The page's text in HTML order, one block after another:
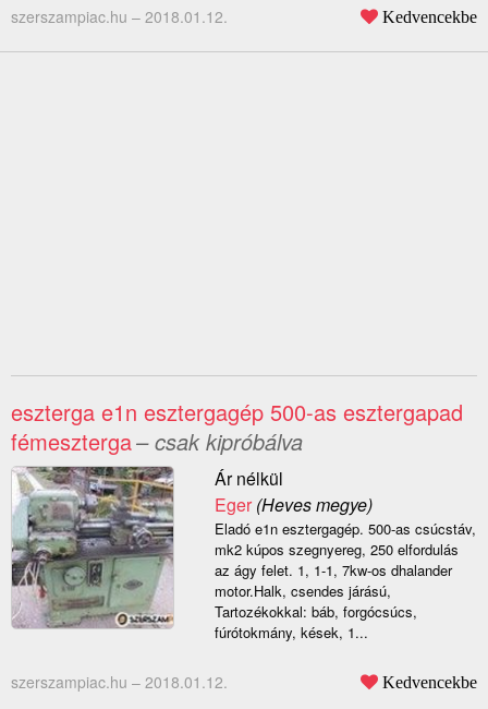
szerszampiac.hu – 2018.01.12. Kedvencekbe
eszterga e1n esztergagép 500-as esztergapad
fémeszterga– csak kipróbálva
Ár nélkül
Eger(Heves megye)
Eladó e1n esztergagép. 500-as csúcstáv,
mk2 kúpos szegnyereg, 250 elfordulás
az ágy felet. 1, 1-1, 7kw-os dhalander
motor.Halk, csendes járású,
Tartozékokkal: báb, forgócsúcs,
fúrótokmány, kések, 1...
szerszampiac.hu – 2018.01.12. Kedvencekbe